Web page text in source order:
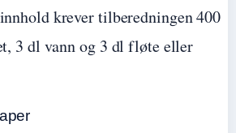
krever tilberedningen 400
3 dl vann og 3 dl fløte eller